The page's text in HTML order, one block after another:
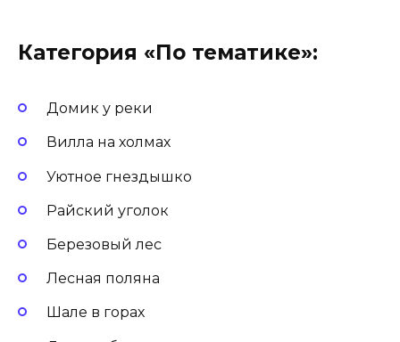
Категория «По тематике»:
Домик у реки
Вилла на холмах
Уютное гнездышко
Райский уголок
Березовый лес
Лесная поляна
Шале в горах